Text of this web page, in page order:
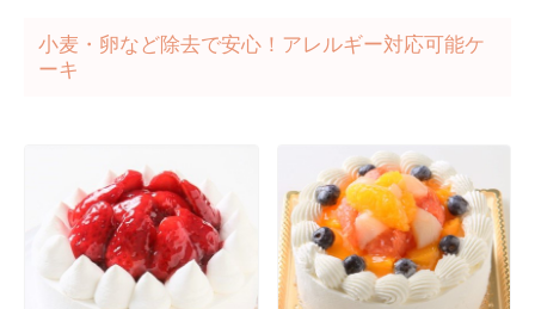
小麦・卵など除去で安心！アレルギー対応可能ケ
ーキ